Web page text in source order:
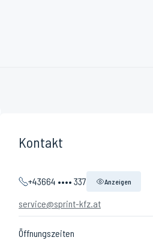
Kontakt
+43664 •••• 337 Anzeigen
service@sprint-kfz.at
Öffnungszeiten